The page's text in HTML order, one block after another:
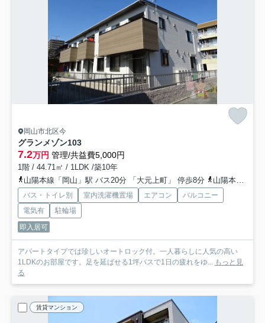
岡山市北区今
グランメゾン103
7.2万円 管理/共益費5,000円
1階 / 44.71㎡ / 1LDK /築10年
山陽本線「岡山」駅 バス20分 「大元上町」 停歩8分
山陽本線「北長瀬」駅 徒歩20分
バス・トイレ別 室内洗濯機置場 エアコン
バルコニー
電気有
駐輪場
即入居可
アパートタイプでは珍しいオートロック付。一人暮らしに人気の高い
1LDKのお部屋です。足を延ばせる1坪バスで1日の疲れをゆ... もっと見
る
賃貸マンション